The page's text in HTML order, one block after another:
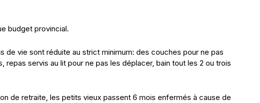
budget provincial.
de vie sont réduite au strict minimum: des couches pour ne pas
servis au lit pour ne pas les déplacer, bain tout les 2 ou trois
de retraite, les petits vieux passent 6 mois enfermés à cause de